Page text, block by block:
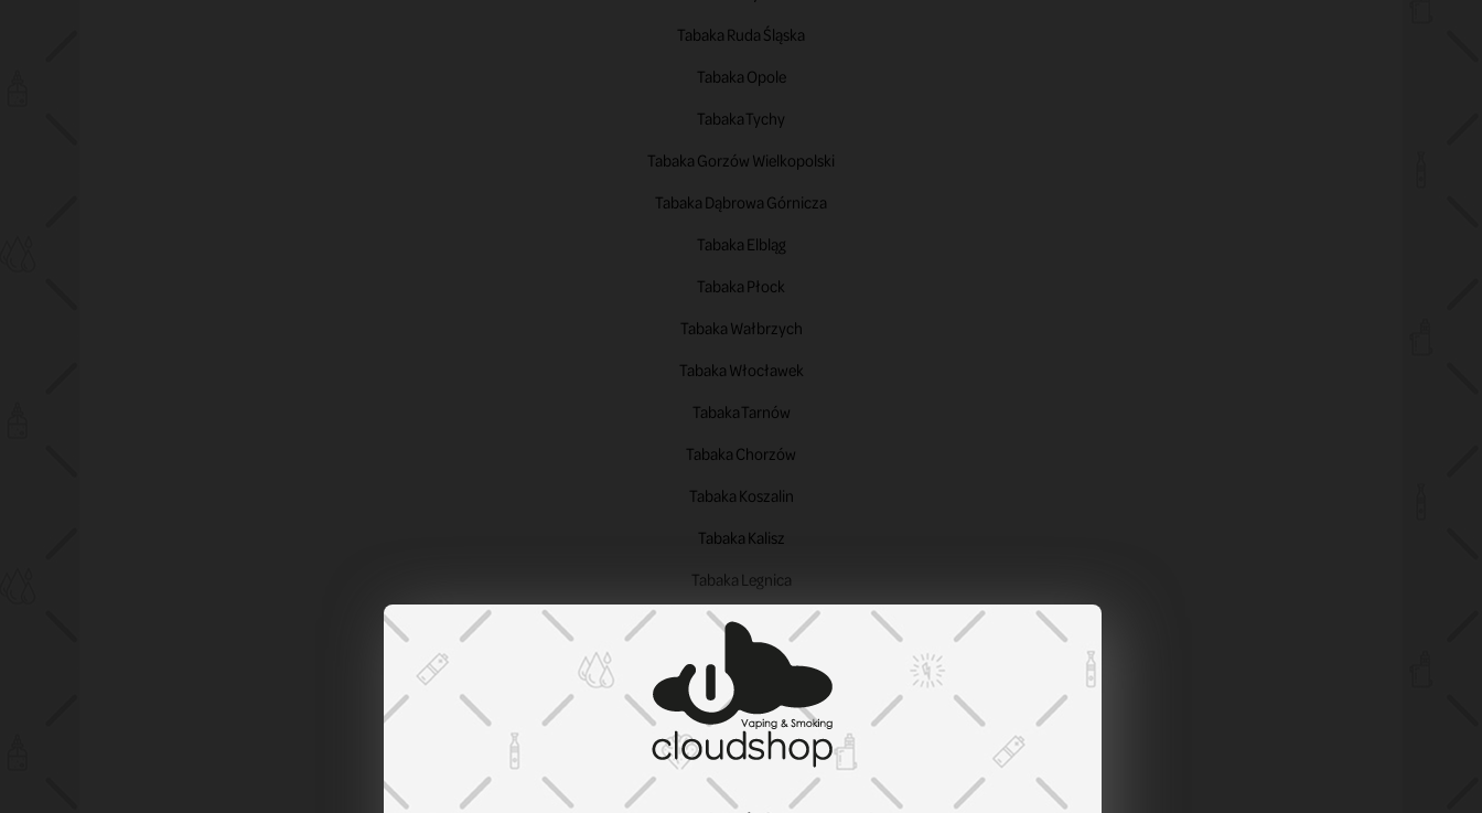
Tabaka Ruda Śląska
Tabaka Opole
Tabaka Tychy
Tabaka Gorzów Wielkopolski
Tabaka Dąbrowa Górnicza
Tabaka Elbląg
Tabaka Płock
Tabaka Wałbrzych
Tabaka Włocławek
Tabaka Tarnów
Tabaka Chorzów
Tabaka Koszalin
Tabaka Kalisz
Tabaka Legnica
Tabaka Grudziądz
Tabaka Jaworzno
Tabaka Słupsk
Tabaka Jastrzębie-Zdrój
Tabaka Nowy Sącz